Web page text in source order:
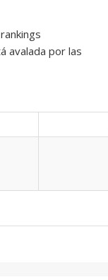
avalada por las